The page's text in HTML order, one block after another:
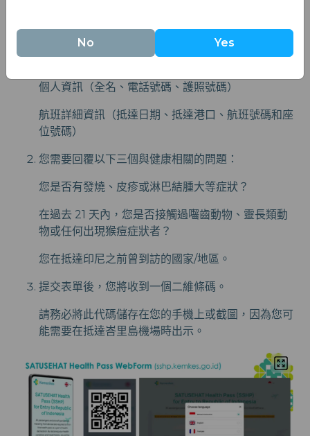
（SSHP）：
您需要提供以下兩項資訊：
個人資訊（全名、電話號碼、護照號碼）
航班詳細資訊（抵達日期、抵達港口、航班號碼和座
位號碼）
您需要回覆以下三個與健康相關的問題：
您是否有發燒、皮疹或淋巴結腫大等症狀？
在過去 21 天內，您是否接觸過囓齒動物、靈長類動
物或任何出現猴痘症狀者？
您在抵達印尼之前曾到訪的國家/地區。
提交表單後，您將收到一個二維條碼。
請務必將此代碼儲存在您的手機上或截圖，因為您可
能需要在抵達峇里島機場時出示。
No Yes